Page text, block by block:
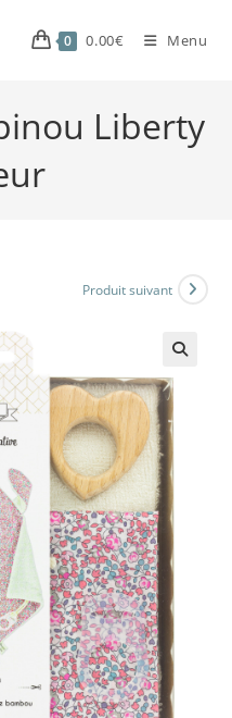
0 0.00€ Menu
Liberty
Produit suivant